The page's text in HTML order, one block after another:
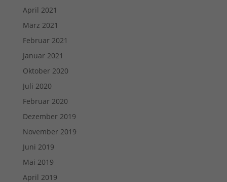
April 2021
März 2021
Februar 2021
Januar 2021
Oktober 2020
Juli 2020
Februar 2020
Dezember 2019
November 2019
Juni 2019
Mai 2019
April 2019